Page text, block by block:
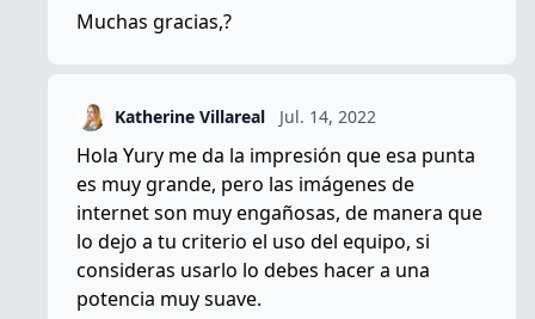
Muchas gracias,?
Katherine Villareal Jul. 14, 2022
Hola Yury me da la impresión que esa punta
es muy grande, pero las imágenes de
internet son muy engañosas, de manera que
lo dejo a tu criterio el uso del equipo, si
consideras usarlo lo debes hacer a una
potencia muy suave.